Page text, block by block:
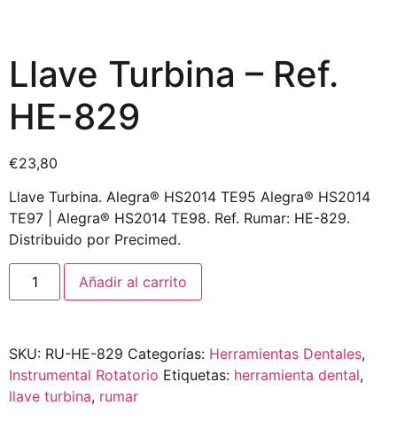
Llave Turbina – Ref.
HE-829
€23,80
Llave Turbina. Alegra® HS2014 TE95 Alegra® HS2014
TE97 | Alegra® HS2014 TE98. Ref. Rumar: HE-829.
Distribuido por Precimed.
Añadir al carrito
SKU: RU-HE-829 Categorías: Herramientas Dentales,
Instrumental Rotatorio Etiquetas: herramienta dental,
llave turbina, rumar